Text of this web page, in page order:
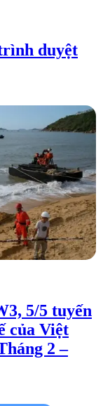
duyệt
5/5 tuyến
của Việt
2 –